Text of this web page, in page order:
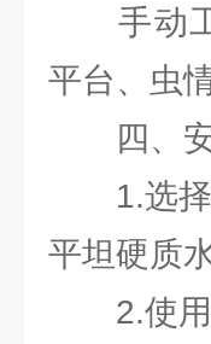
手动工
平台、虫
四、安
1.选择
平坦硬质
2.使用